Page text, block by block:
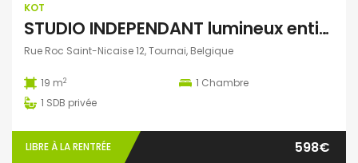
KOT
STUDIO INDEPENDANT lumineux entièrement meublé
Rue Roc Saint-Nicaise 12, Tournai, Belgique
19 m2 1 Chambre
1 SDB privée
LIBRE À LA RENTRÉE 598€